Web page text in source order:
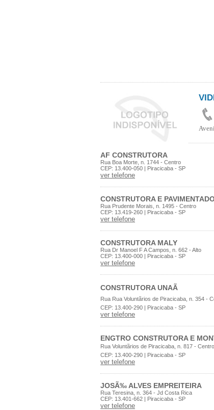
AF CONSTRUTORA
Rua Boa Morte, n. 1744 - Centro
CEP: 13.400-050 | Piracicaba - SP
ver telefone
CONSTRUTORA E
Rua Prudente Morais, n. 1495 - Centro
CEP: 13.419-260 | Piracicaba - SP
ver telefone
CONSTRUTORA MALY
Rua Dr Manoel F A Campos, n. 662 - Alto
CEP: 13.400-000 | Piracicaba - SP
ver telefone
CONSTRUTORA UNAÃ
Rua Rua Voluntãrios de Piracicaba, n. 354 -
CEP: 13.400-290 | Piracicaba - SP
ver telefone
ENGTRO CONSTRUTORA E
Rua Voluntãrios de Piracicaba, n. 817 - Centro
CEP: 13.400-290 | Piracicaba - SP
ver telefone
JOSÃ‰ ALVES EMPREITEIRA
Rua Teresina, n. 364 - Jd Costa Rica
CEP: 13.401-662 | Piracicaba - SP
ver telefone